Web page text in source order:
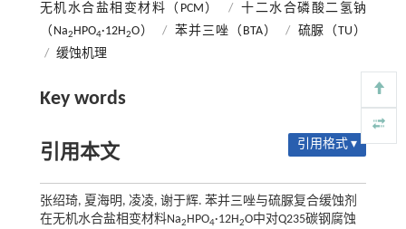
无机水合盐相变材料（PCM） /
十二水合磷酸二氢钠
（Na2 HPO4·12H2O） / 苯并三唑（BTA） /
硫脲（TU）
/ 缓蚀机理
Key words
引用本文 引用格式 ▾
张绍琦, 夏海明, 凌凌, 谢于辉. 苯并三唑与硫脲复合缓蚀剂
在无机水合盐相变材料Na2 HPO4·12H2O中对Q235碳钢腐蚀